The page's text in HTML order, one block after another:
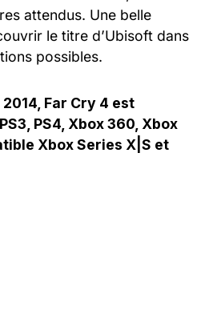
attendus. Une belle
le titre d’Ubisoft dans
possibles.
Far Cry 4 est
PS4, Xbox 360, Xbox
Xbox Series X|S et